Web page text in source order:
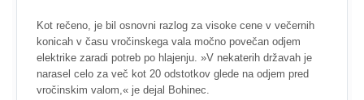
Kot rečeno, je bil osnovni razlog za visoke cene v večernih
konicah v času vročinskega vala močno povečan odjem
elektrike zaradi potreb po hlajenju. »V nekaterih državah je
narasel celo za več kot 20 odstotkov glede na odjem pred
vročinskim valom,« je dejal Bohinec.